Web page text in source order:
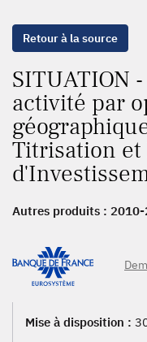
Retour à la source
SITUATION
activité par
Titrisation
Autres produits :
Mise à disposition :